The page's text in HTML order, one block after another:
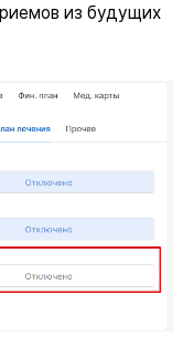
из будущих